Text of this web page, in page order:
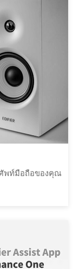
พท์มือถือของคุณ